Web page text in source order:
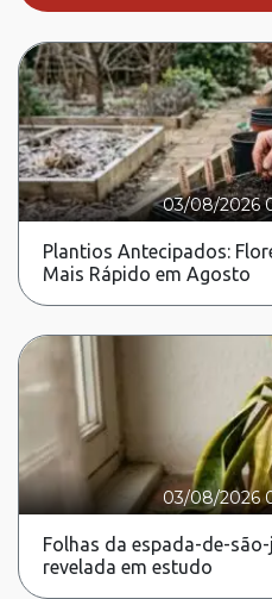
03/08/2026
Plantios Antecipados:
Mais Rápido em Agosto
03/08/2026
Folhas da espada-de-
revelada em estudo